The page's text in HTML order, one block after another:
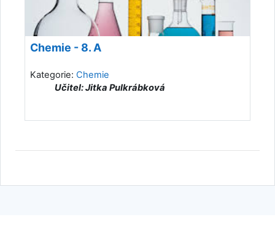
Chemie - 8. A
Kategorie: Chemie
Učitel: Jitka Pulkrábková